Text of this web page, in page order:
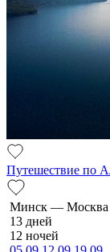
Путешествие по
Минск —
13 дней
12 ночей